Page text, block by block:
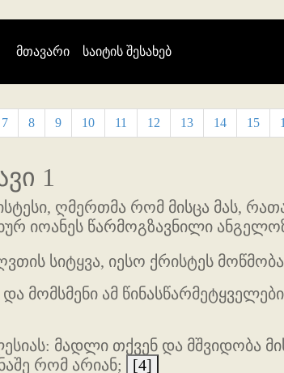
მთავარი (current)
საიტის შესახებ
7 8 9 10 11 12 13 14 15
1
ღმერთმა რომ მისცა მას,
იოანეს წარმოგზავნილი
სიტყვა, იესო ქრისტეს
მომსმენი ამ
მადლი თქვენ და მშვიდობა
რომ არიან;
[4]